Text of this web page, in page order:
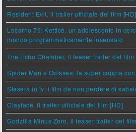
Resident Evil, il trailer ufficiale del film [HD]
Locarno 79: Ketticè, un adolescente in
mondo programmaticamente insensato
The Echo Chamber, il teaser trailer del film
Spider Man e Odissea: la super coppia
Stasera in tv: i film da non perdere di
Clayface, il trailer ufficiale del film [HD]
Godzilla Minus Zero, il teaser trailer del